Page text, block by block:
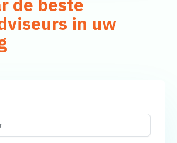
de beste
in uw